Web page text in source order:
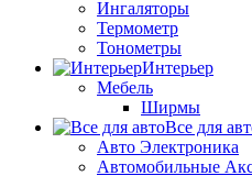
Ингаляторы
Термометр
Тонометры
Интерьер
Мебель
Ширмы
Все для
Авто Электроника
Автомобильные